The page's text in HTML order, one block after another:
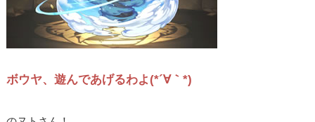
ボウヤ、遊んであげるわよ(*´∀｀*)